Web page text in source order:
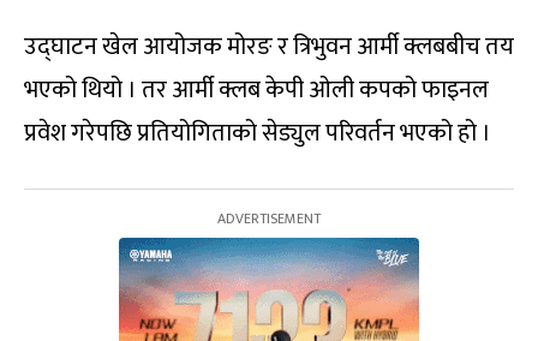
उद्घाटन खेल आयोजक मोरङ र त्रिभुवन आर्मी क्लबबीच तय
भएको थियो । तर आर्मी क्लब केपी ओली कपको फाइनल
प्रवेश गरेपछि प्रतियोगिताको सेड्युल परिवर्तन भएको हो ।